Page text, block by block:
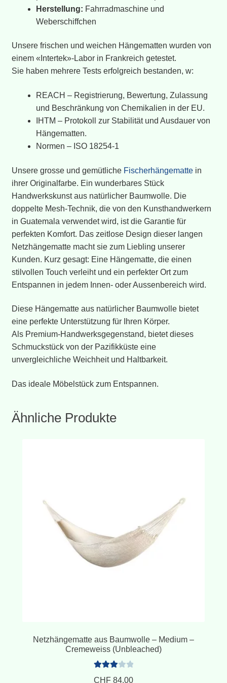
Herstellung: Fahrradmaschine und
Weberschiffchen
Unsere frischen und weichen Hängematten wurden von
einem «Intertek»-Labor in Frankreich getestet.
Sie haben mehrere Tests erfolgreich bestanden, w:
REACH – Registrierung, Bewertung, Zulassung
und Beschränkung von Chemikalien in der EU.
IHTM – Protokoll zur Stabilität und Ausdauer von
Hängematten.
Normen – ISO 18254-1
Unsere grosse und gemütliche Fischerhängemattein
ihrer Originalfarbe. Ein wunderbares Stück
Handwerkskunst aus natürlicher Baumwolle. Die
doppelte Mesh-Technik, die von den Kunsthandwerkern
in Guatemala verwendet wird, ist die Garantie für
perfekten Komfort. Das zeitlose Design dieser langen
Netzhängematte macht sie zum Liebling unserer
Kunden. Kurz gesagt: Eine Hängematte, die einen
stilvollen Touch verleiht und ein perfekter Ort zum
Entspannen in jedem Innen- oder Aussenbereich wird.
Diese Hängematte aus natürlicher Baumwolle bietet
eine perfekte Unterstützung für Ihren Körper.
Als Premium-Handwerksgegenstand, bietet dieses
Schmuckstück von der Pazifikküste eine
unvergleichliche Weichheit und Haltbarkeit.
Das ideale Möbelstück zum Entspannen.
Ähnliche Produkte
Netzhängematte aus Baumwolle – Medium –
Cremeweiss (Unbleached)
CHF 84.00